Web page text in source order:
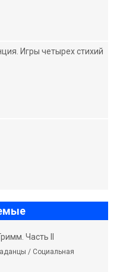
Игры четырех стихий
Часть II
/ Социальная